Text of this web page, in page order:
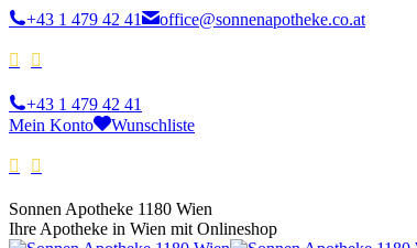
+43 1 479 42 41 office@sonnenapotheke.co.at
+43 1 479 42 41
Mein Konto
Wunschliste
Sonnen Apotheke 1180 Wien
Ihre Apotheke in Wien mit Onlineshop